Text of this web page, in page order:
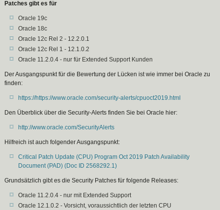
Patches gibt es für
Oracle 19c
Oracle 18c
Oracle 12c Rel 2 - 12.2.0.1
Oracle 12c Rel 1 - 12.1.0.2
Oracle 11.2.0.4 - nur für Extended Support Kunden
Der Ausgangspunkt für die Bewertung der Lücken ist wie immer bei Oracle zu
finden:
https://https://www.oracle.com/security-alerts/cpuoct2019.html
Den Überblick über die Security-Alerts finden Sie bei Oracle hier:
http://www.oracle.com/SecurityAlerts
Hilfreich ist auch folgender Ausgangspunkt:
Critical Patch Update (CPU) Program Oct 2019 Patch Availability
Document (PAD) (Doc ID 2568292.1)
Grundsätzlich gibt es die Security Patches für folgende Releases:
Oracle 11.2.0.4 - nur mit Extended Support
Oracle 12.1.0.2 - Vorsicht, voraussichtlich der letzten CPU